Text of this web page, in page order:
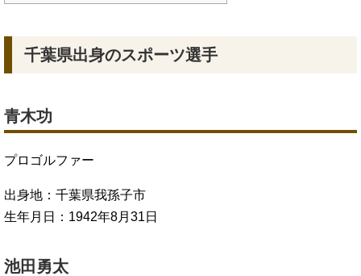
千葉県出身のスポーツ選手
青木功
プロゴルファー
出身地：千葉県我孫子市
生年月日：1942年8月31日
池田勇太